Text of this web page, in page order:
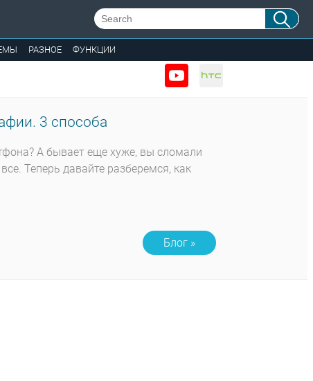
РАЗНОЕ ФУНКЦИИ
3 способа
А бывает еще хуже, вы сломали
Теперь давайте разберемся, как
Блог »